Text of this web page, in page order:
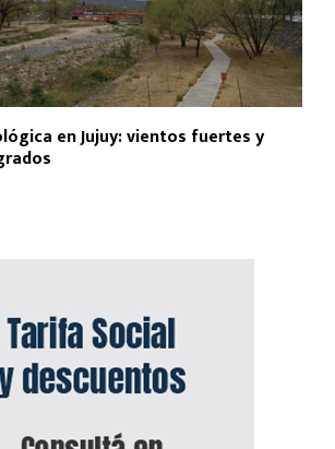
en Jujuy: vientos fuertes y